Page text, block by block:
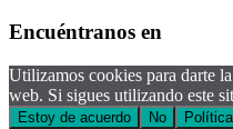
Encuéntranos en
Utilizamos cookies para darte
web. Si sigues utilizando este
Estoy de acuerdo No